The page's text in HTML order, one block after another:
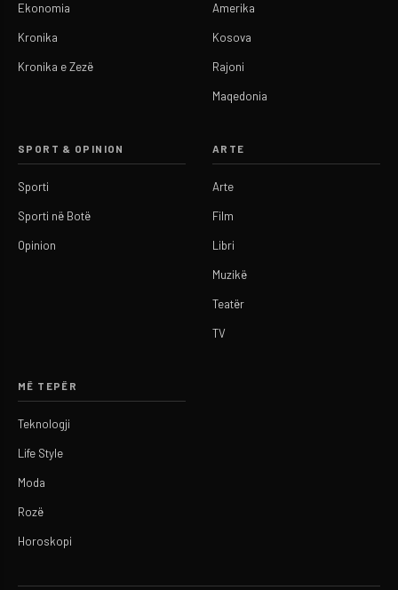
Ekonomia
Kronika
Kronika e Zezë
Amerika
Kosova
Rajoni
Maqedonia
SPORT & OPINION
Sporti
Sporti në Botë
Opinion
ARTE
Arte
Film
Libri
Muzikë
Teatër
TV
MË TEPËR
Teknologji
Life Style
Moda
Rozë
Horoskopi